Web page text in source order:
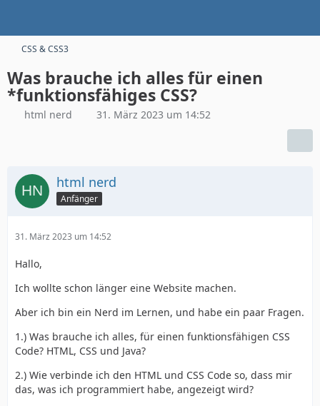
CSS & CSS3
Was brauche ich alles für einen
*funktionsfähiges CSS?
html nerd 31. März 2023 um 14:52
html nerd
Anfänger
31. März 2023 um 14:52
Hallo,
Ich wollte schon länger eine Website machen.
Aber ich bin ein Nerd im Lernen, und habe ein paar Fragen.
1.) Was brauche ich alles, für einen funktionsfähigen CSS
Code? HTML, CSS und Java?
2.) Wie verbinde ich den HTML und CSS Code so, dass mir
das, was ich programmiert habe, angezeigt wird?